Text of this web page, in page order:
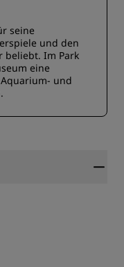
seine
und den
beliebt. Im Park
eine
und